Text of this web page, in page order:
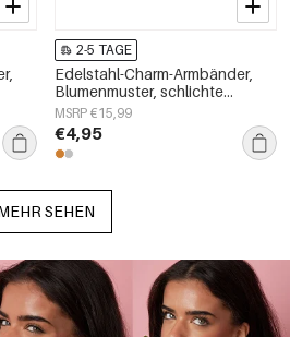
2-5 TAGE
Edelstahl-Charm-Armbänder,
Blumenmuster, schlichte
Alltagsserie, Damenschmuck
MSRP €15,99
€4,95
SEHEN